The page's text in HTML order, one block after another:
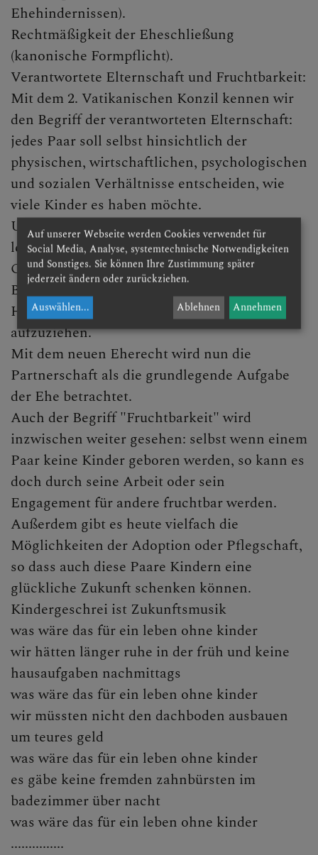
Brief an Verliebte
Anmeldung zur Trauung
Brautgespräch / Eheseminar
Anregungen zur Feier der
Trauung
Wenn die Ehe gescheitert ist
Konfessionsverschiedene
Ehe
Beichte
Krankensalbung
Weihe
Begräbnis
Haus- und Wohnungssegnung
Wiederaufnahme in die Kirche
Ehehindernissen).
Rechtmäßigkeit der Eheschließung
(kanonische Formpflicht).
Verantwortete Elternschaft und Fruchtbarkeit:
Mit dem 2. Vatikanischen Konzil kennen wir
den Begriff der verantworteten Elternschaft:
jedes Paar soll selbst hinsichtlich der
physischen, wirtschaftlichen, psychologischen
und sozialen Verhältnisse entscheiden, wie
viele Kinder es haben möchte.
Und auch die Wege der Familienplanung sind
letztlich dem jeweiligen Paar und seiner
Gewissensentscheidung überlassen.
Bis 1983 galt für das kath. Eherecht, dass der
Hauptzweck der Ehe darin bestehe, Kinder
aufzuziehen.
Mit dem neuen Eherecht wird nun die
Partnerschaft als die grundlegende Aufgabe
der Ehe betrachtet.
Auch der Begriff "Fruchtbarkeit" wird
inzwischen weiter gesehen: selbst wenn einem
Paar keine Kinder geboren werden, so kann es
doch durch seine Arbeit oder sein
Engagement für andere fruchtbar werden.
Außerdem gibt es heute vielfach die
Möglichkeiten der Adoption oder Pflegschaft,
so dass auch diese Paare Kindern eine
glückliche Zukunft schenken können.
Kindergeschrei ist Zukunftsmusik
was wäre das für ein leben ohne kinder
wir hätten länger ruhe in der früh und keine
hausaufgaben nachmittags
was wäre das für ein leben ohne kinder
wir müssten nicht den dachboden ausbauen
um teures geld
was wäre das für ein leben ohne kinder
es gäbe keine fremden zahnbürsten im
badezimmer über nacht
was wäre das für ein leben ohne kinder
...............
Auf unserer Webseite werden Cookies verwendet für
Social Media, Analyse, systemtechnische Notwendigkeiten
und Sonstiges. Sie können Ihre Zustimmung später
jederzeit ändern oder zurückziehen.
Auswählen... Ablehnen Annehmen